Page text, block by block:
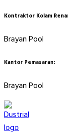
Kontraktor Kolam
Brayan Pool
Kantor Pemasaran:
Brayan Pool